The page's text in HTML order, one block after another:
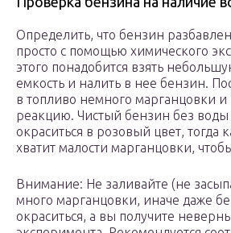
Определить, что бензин
просто с помощью химического
этого понадобится взять
емкость и налить в нее бензин.
в топливо немного марганцовки и
реакцию. Чистый бензин без
окраситься в розовый цвет, тогда
хватит малости марганцовки,
Внимание: Не заливайте (не
много марганцовки, иначе даже
окраситься, а вы получите